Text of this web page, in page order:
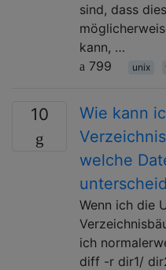
sind, dass
kann, …
799
unix
10
Wie kann
welche
Wenn ich die
ich
diff -r dir1/